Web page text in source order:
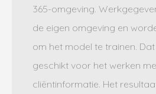
365-omgeving.
de eigen omgeving en
om het model te trainen.
geschikt voor het werken
cliëntinformatie. Het